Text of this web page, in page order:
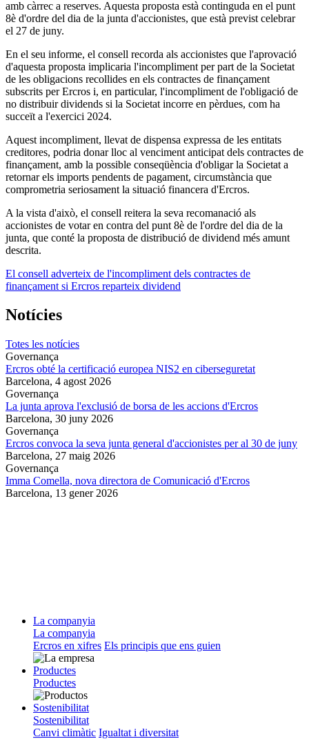
amb càrrec a reserves. Aquesta proposta està continguda en el punt
8è d'ordre del dia de la junta d'accionistes, que està previst celebrar
el 27 de juny.
En el seu informe, el consell recorda als accionistes que l'aprovació
d'aquesta proposta implicaria l'incompliment per part de la Societat
de les obligacions recollides en els contractes de finançament
subscrits per Ercros i, en particular, l'incompliment de l'obligació de
no distribuir dividends si la Societat incorre en pèrdues, com ha
succeït a l'exercici 2024.
Aquest incompliment, llevat de dispensa expressa de les entitats
creditores, podria donar lloc al venciment anticipat dels contractes de
finançament, amb la possible conseqüència d'obligar la Societat a
retornar els imports pendents de pagament, circumstància que
comprometria seriosament la situació financera d'Ercros.
A la vista d'això, el consell reitera la seva recomanació als
accionistes de votar en contra del punt 8è de l'ordre del dia de la
junta, que conté la proposta de distribució de dividend més amunt
descrita.
El consell adverteix de l'incompliment dels contractes de
finançament si Ercros reparteix dividend
Notícies
Totes les notícies
Governança
Ercros obté la certificació europea NIS2 en ciberseguretat
Barcelona, 4 agost 2026
Governança
La junta aprova l'exclusió de borsa de les accions d'Ercros
Barcelona, 30 juny 2026
Governança
Ercros convoca la seva junta general d'accionistes per al 30 de juny
Barcelona, 27 maig 2026
Governança
Imma Comella, nova directora de Comunicació d'Ercros
Barcelona, 13 gener 2026
La companyia
La companyia
Ercros en xifres Els principis que ens guien
Productes
Productes
Sostenibilitat
Sostenibilitat
Canvi climàtic Igualtat i diversitat